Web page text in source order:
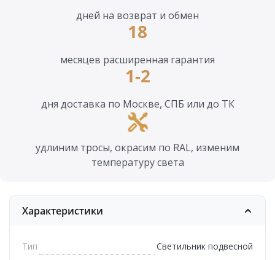
дней на возврат и обмен
18
месяцев расширенная гарантия
1-2
дня доставка по Москве, СПБ или до ТК
удлиним тросы, окрасим по RAL, изменим
температуру света
Характеристики
Тип
Светильник подвесной